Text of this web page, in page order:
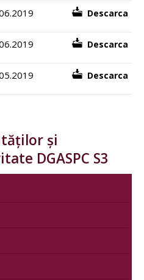
Descarca
Descarca
Descarca
și
DGASPC S3